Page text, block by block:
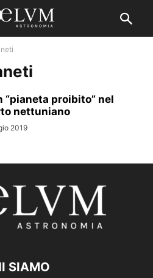
“pianeta proibito” nel
nettuniano
2019
SIAMO